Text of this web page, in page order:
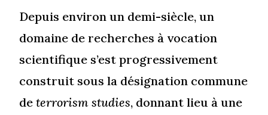
Depuis environ un demi-siècle, un
domaine de recherches à vocation
scientifique s’est progressivement
construit sous la désignation commune
deterrorism studies, donnant lieu à une